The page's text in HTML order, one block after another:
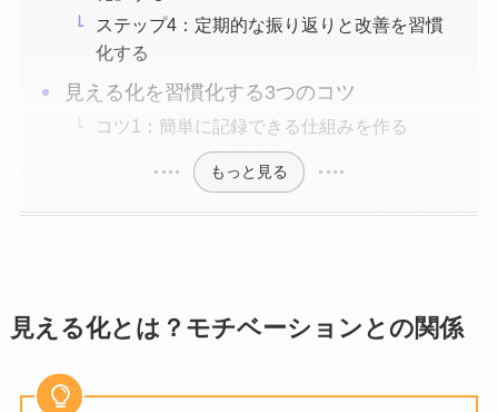
ステップ4：定期的な振り返りと改善を習慣
化する
見える化を習慣化する3つのコツ
コツ1：簡単に記録できる仕組みを作る
もっと見る
見える化とは？モチベーションとの関係